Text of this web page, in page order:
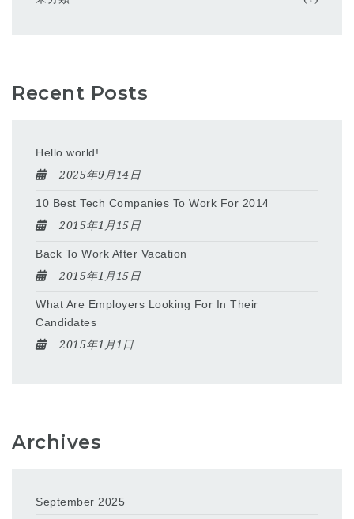
Recent Posts
Hello world!
2025年9月14日
10 Best Tech Companies To Work For 2014
2015年1月15日
Back To Work After Vacation
2015年1月15日
What Are Employers Looking For In Their
Candidates
2015年1月1日
Archives
September 2025